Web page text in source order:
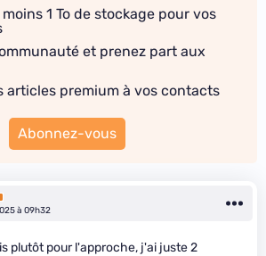
1 To de stockage pour vos
et prenez part aux
articles premium à vos contacts
Abonnez-vous
à 09h32
plutôt pour l'approche, j'ai juste 2